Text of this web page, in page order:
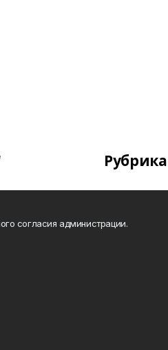
согласия администрации.